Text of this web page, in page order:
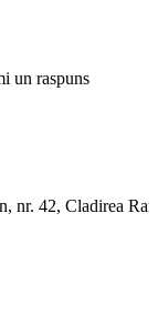
un raspuns
nr. 42, Cladirea